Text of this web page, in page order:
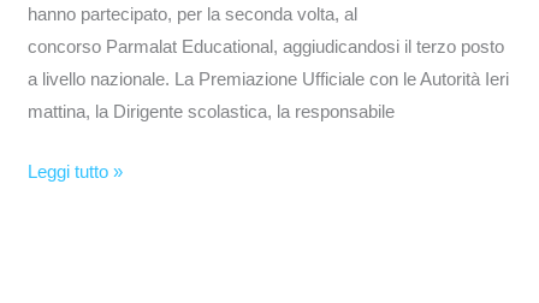
hanno partecipato, per la seconda volta, al
concorso Parmalat Educational, aggiudicandosi il terzo posto
a livello nazionale. La Premiazione Ufficiale con le Autorità Ieri
mattina, la Dirigente scolastica, la responsabile
Leggi tutto »